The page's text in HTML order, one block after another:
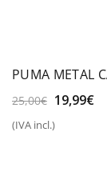
PUMA METAL
25,00€ El
original
19,99€El
(IVA incl.)